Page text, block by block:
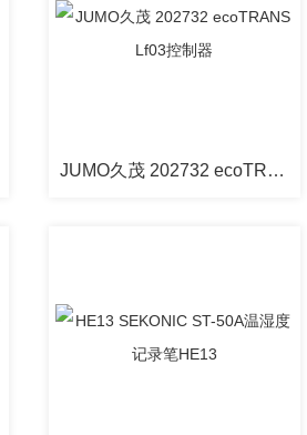
JUMO久茂 202732 ecoTRANS Lf03控制器